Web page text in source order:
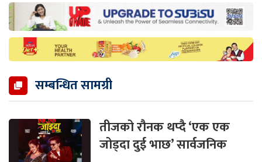
सम्बन्धित सामग्री
तीजको रौनक थप्दै ‘एक एक
जोड्दा दुई भाछ’ सार्वजनिक